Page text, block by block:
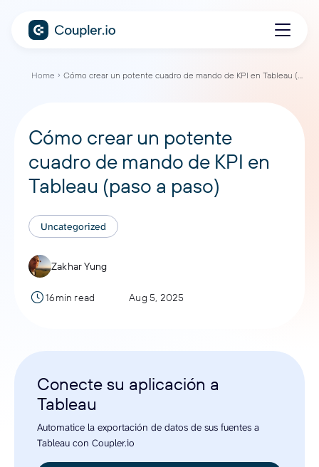
Home Cómo crear un potente cuadro de mando de KPI en Tableau (paso a paso)
Cómo crear un potente
cuadro de mando de KPI en
Tableau (paso a paso)
Uncategorized
Zakhar Yung
16min read Aug 5, 2025
Conecte su aplicación a
Tableau
Automatice la exportación de datos de sus fuentes a
Tableau con Coupler.io